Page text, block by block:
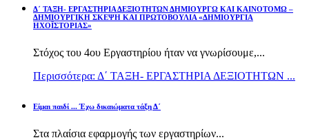
Δ΄ ΤΑΞΗ- ΕΡΓΑΣΤΗΡΙΑ ΔΕΞΙΟΤΗΤΩΝ ΔΗΜΙΟΥΡΓΩ ΚΑΙ ΚΑΙΝΟΤΟΜΩ –
ΔΗΜΙΟΥΡΓΙΚΗ ΣΚΕΨΗ ΚΑΙ ΠΡΩΤΟΒΟΥΛΙΑ «ΔΗΜΙΟΥΡΓΙΑ
ΗΧΟΪΣΤΟΡΙΑΣ»
Στόχος του 4ου Εργαστηρίου ήταν να γνωρίσουμε,...
Περισσότερα: Δ΄ ΤΑΞΗ- ΕΡΓΑΣΤΗΡΙΑ ΔΕΞΙΟΤΗΤΩΝ ...
Είμαι παιδί ... Έχω δικαιώματα τάξη Δ΄
Στα πλαίσια εφαρμογής των εργαστηρίων...